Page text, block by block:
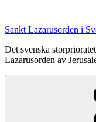
innehåll
Sankt Lazarusorden i
Det svenska
Lazarusorden av